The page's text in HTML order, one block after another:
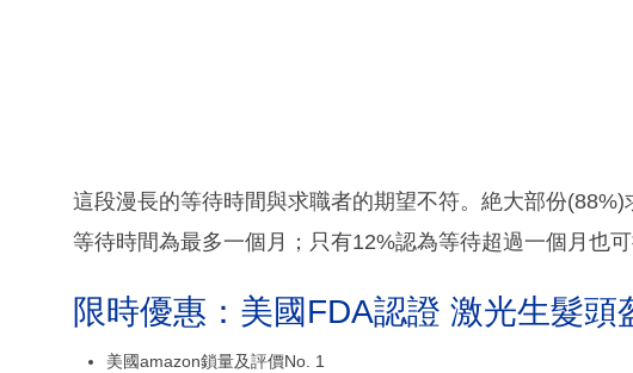
這段漫長的等待時間與求職者的期望不符。絶大部份
等待時間為最多一個月；只有12%認為等待超過一個月也可
限時優惠：美國FDA認證 激光生髮頭
美國amazon鎖量及評價No. 1